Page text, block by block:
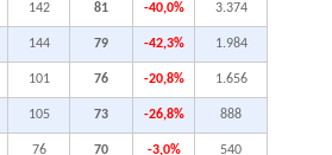
142 81 -40,0% 3.374
144 79 -42,3% 1.984
101 76 -20,8% 1.656
105 73 -26,8% 888
76 70 -3,0% 540